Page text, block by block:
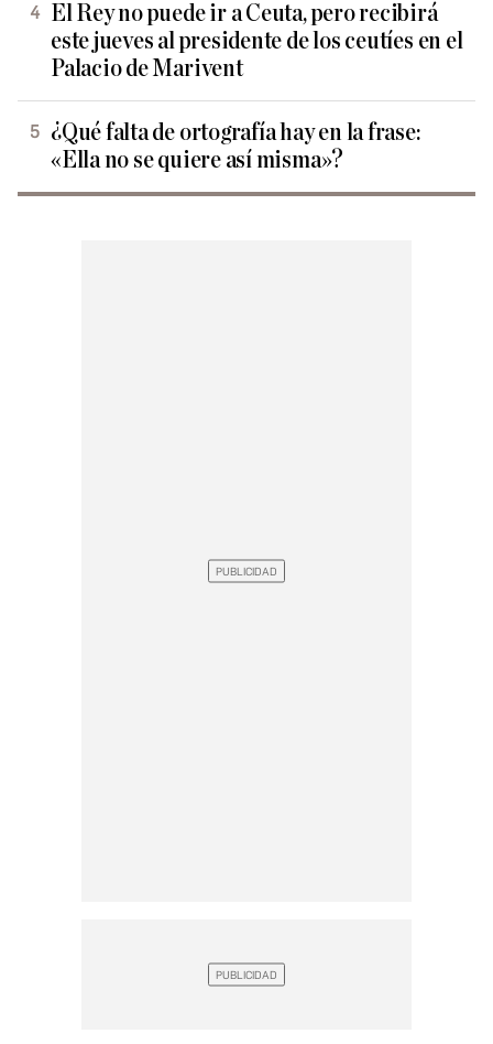
El Rey no puede ir a Ceuta, pero recibirá
este jueves al presidente de los ceutíes en el
Palacio de Marivent
¿Qué falta de ortografía hay en la frase:
«Ella no se quiere así misma»?